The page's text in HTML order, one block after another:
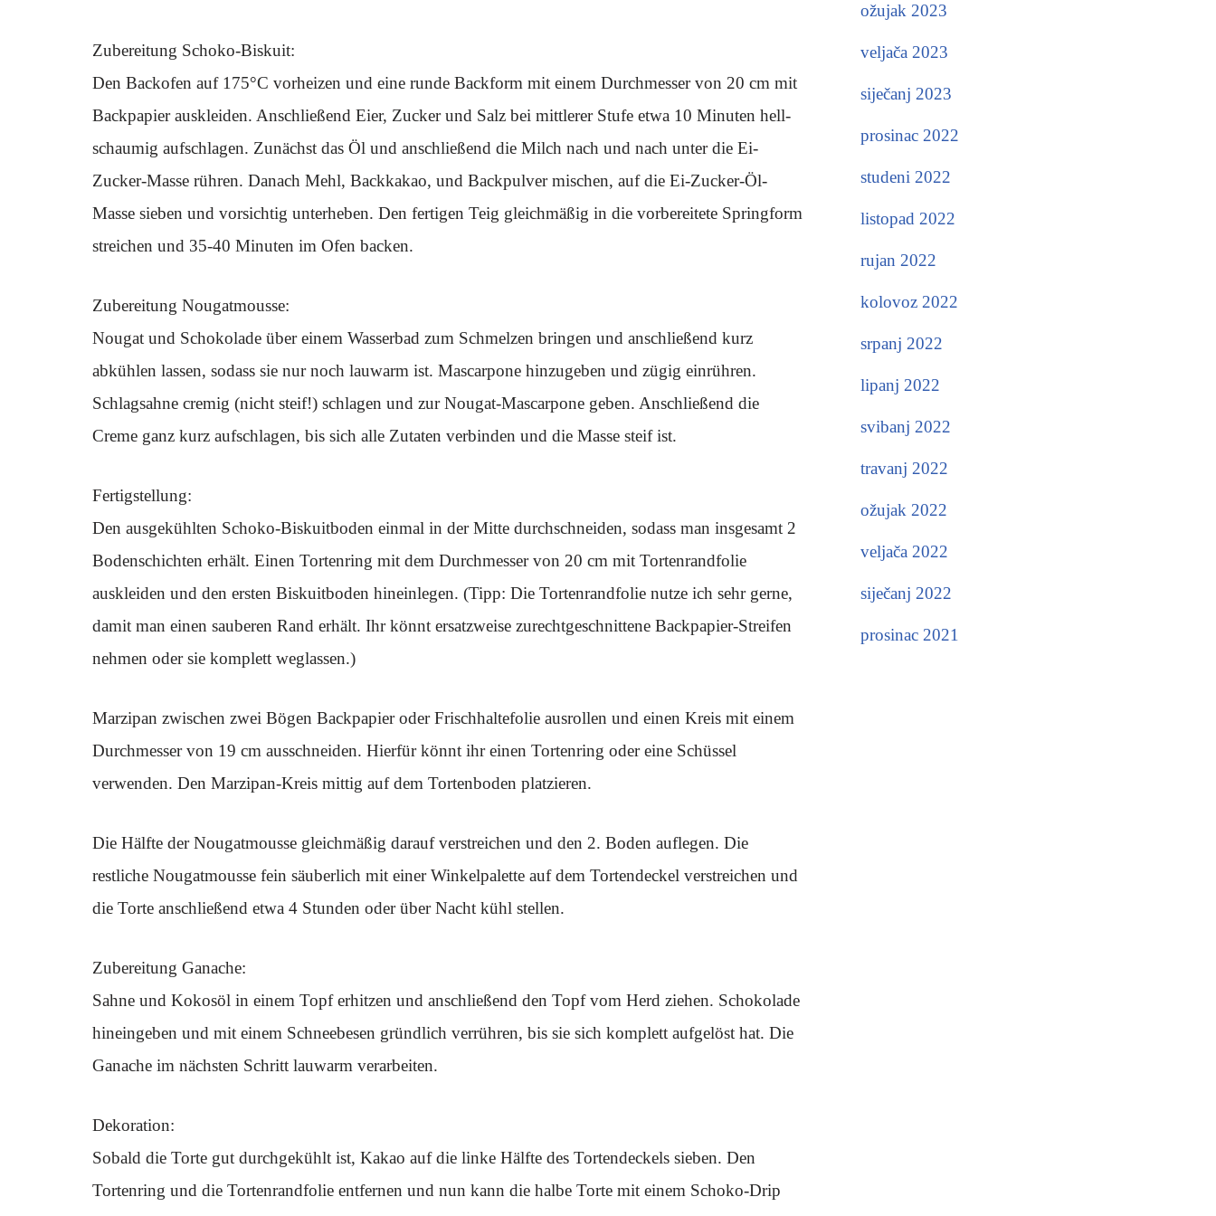
Zubereitung Schoko-Biskuit:
Den Backofen auf 175°C vorheizen und eine runde Backform mit einem Durchmesser von 20 cm mit
Backpapier auskleiden. Anschließend Eier, Zucker und Salz bei mittlerer Stufe etwa 10 Minuten hell-
schaumig aufschlagen. Zunächst das Öl und anschließend die Milch nach und nach unter die Ei-
Zucker-Masse rühren. Danach Mehl, Backkakao, und Backpulver mischen, auf die Ei-Zucker-Öl-
Masse sieben und vorsichtig unterheben. Den fertigen Teig gleichmäßig in die vorbereitete Springform
streichen und 35-40 Minuten im Ofen backen.
Zubereitung Nougatmousse:
Nougat und Schokolade über einem Wasserbad zum Schmelzen bringen und anschließend kurz
abkühlen lassen, sodass sie nur noch lauwarm ist. Mascarpone hinzugeben und zügig einrühren.
Schlagsahne cremig (nicht steif!) schlagen und zur Nougat-Mascarpone geben. Anschließend die
Creme ganz kurz aufschlagen, bis sich alle Zutaten verbinden und die Masse steif ist.
Fertigstellung:
Den ausgekühlten Schoko-Biskuitboden einmal in der Mitte durchschneiden, sodass man insgesamt 2
Bodenschichten erhält. Einen Tortenring mit dem Durchmesser von 20 cm mit Tortenrandfolie
auskleiden und den ersten Biskuitboden hineinlegen. (Tipp: Die Tortenrandfolie nutze ich sehr gerne,
damit man einen sauberen Rand erhält. Ihr könnt ersatzweise zurechtgeschnittene Backpapier-Streifen
nehmen oder sie komplett weglassen.)
Marzipan zwischen zwei Bögen Backpapier oder Frischhaltefolie ausrollen und einen Kreis mit einem
Durchmesser von 19 cm ausschneiden. Hierfür könnt ihr einen Tortenring oder eine Schüssel
verwenden. Den Marzipan-Kreis mittig auf dem Tortenboden platzieren.
Die Hälfte der Nougatmousse gleichmäßig darauf verstreichen und den 2. Boden auflegen. Die
restliche Nougatmousse fein säuberlich mit einer Winkelpalette auf dem Tortendeckel verstreichen und
die Torte anschließend etwa 4 Stunden oder über Nacht kühl stellen.
Zubereitung Ganache:
Sahne und Kokosöl in einem Topf erhitzen und anschließend den Topf vom Herd ziehen. Schokolade
hineingeben und mit einem Schneebesen gründlich verrühren, bis sie sich komplett aufgelöst hat. Die
Ganache im nächsten Schritt lauwarm verarbeiten.
Dekoration:
Sobald die Torte gut durchgekühlt ist, Kakao auf die linke Hälfte des Tortendeckels sieben. Den
Tortenring und die Tortenrandfolie entfernen und nun kann die halbe Torte mit einem Schoko-Drip
ožujak 2023
veljača 2023
siječanj 2023
prosinac 2022
studeni 2022
listopad 2022
rujan 2022
kolovoz 2022
srpanj 2022
lipanj 2022
svibanj 2022
travanj 2022
ožujak 2022
veljača 2022
siječanj 2022
prosinac 2021